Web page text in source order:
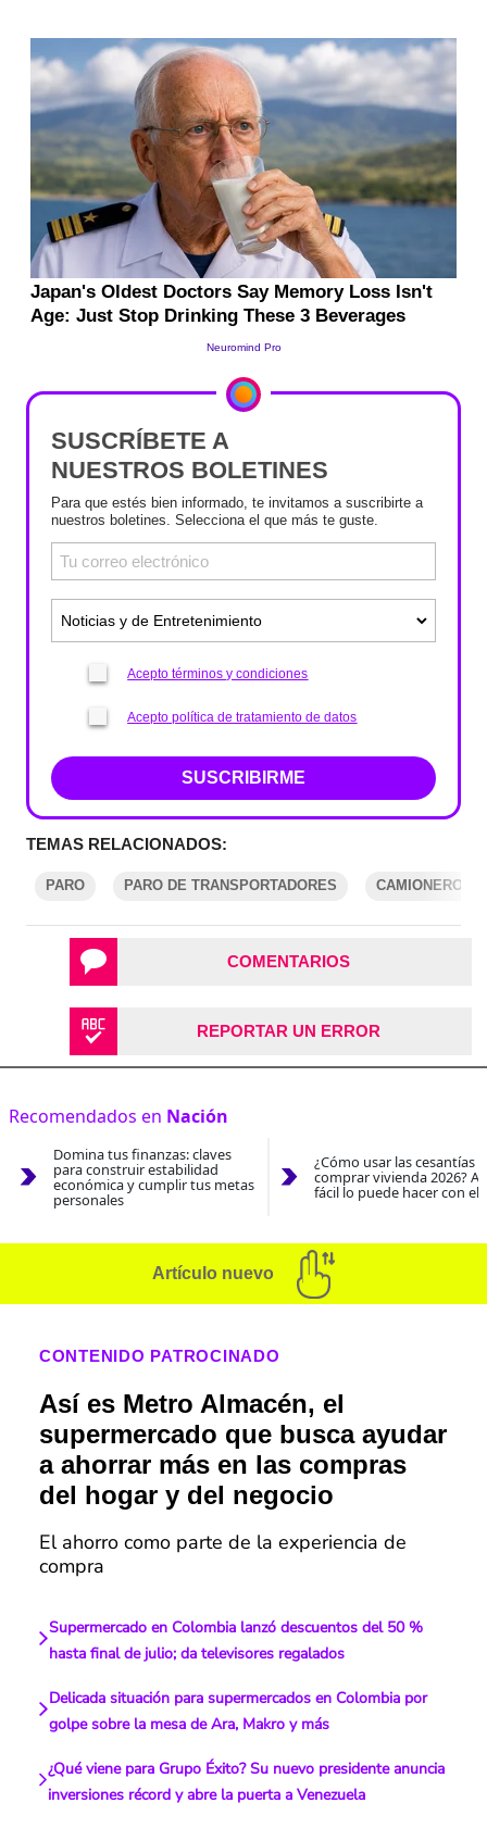
SUSCRÍBETE A
NUESTROS BOLETINES
Para que estés bien informado, te invitamos a suscribirte a
nuestros boletines. Selecciona el que más te guste.
Acepto términos y condiciones
Acepto política de tratamiento de datos
SUSCRIBIRME
TEMAS RELACIONADOS:
PARO PARO DE TRANSPORTADORES CAMIONEROS
COMENTARIOS
REPORTAR UN ERROR
Recomendados en Nación
Domina tus finanzas: claves
para construir estabilidad
económica y cumplir tus metas
personales
¿Cómo usar las cesantías
comprar vivienda 2026?
fácil lo puede hacer con el
Artículo nuevo
CONTENIDO PATROCINADO
Así es Metro Almacén, el
supermercado que busca ayudar
a ahorrar más en las compras
del hogar y del negocio
El ahorro como parte de la experiencia de
compra
Supermercado en Colombia lanzó descuentos del 50 %
hasta final de julio; da televisores regalados
Delicada situación para supermercados en Colombia por
golpe sobre la mesa de Ara, Makro y más
¿Qué viene para Grupo Éxito? Su nuevo presidente anuncia
inversiones récord y abre la puerta a Venezuela